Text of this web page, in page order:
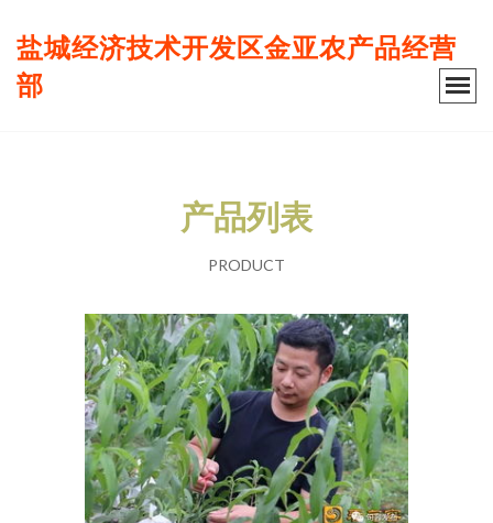
盐城经济技术开发区金亚农产品经营
部
产品列表
PRODUCT